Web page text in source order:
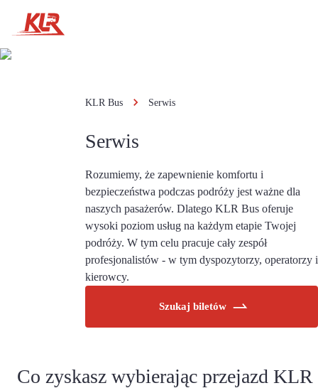
KLR Bus Serwis
Serwis
Rozumiemy, że zapewnienie komfortu i
bezpieczeństwa podczas podróży jest ważne dla
naszych pasażerów. Dlatego KLR Bus oferuje
wysoki poziom usług na każdym etapie Twojej
podróży. W tym celu pracuje cały zespół
profesjonalistów - w tym dyspozytorzy, operatorzy i
kierowcy.
Szukaj biletów
Co zyskasz wybierając przejazd KLR